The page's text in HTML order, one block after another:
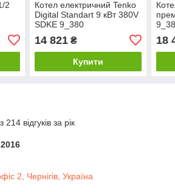
2
Котел електричний Tenko
Digital Standart 9 кВт 380V
SDKE 9_380
14 821₴
Купити
18
відгуків за рік
2, Чернігів, Україна